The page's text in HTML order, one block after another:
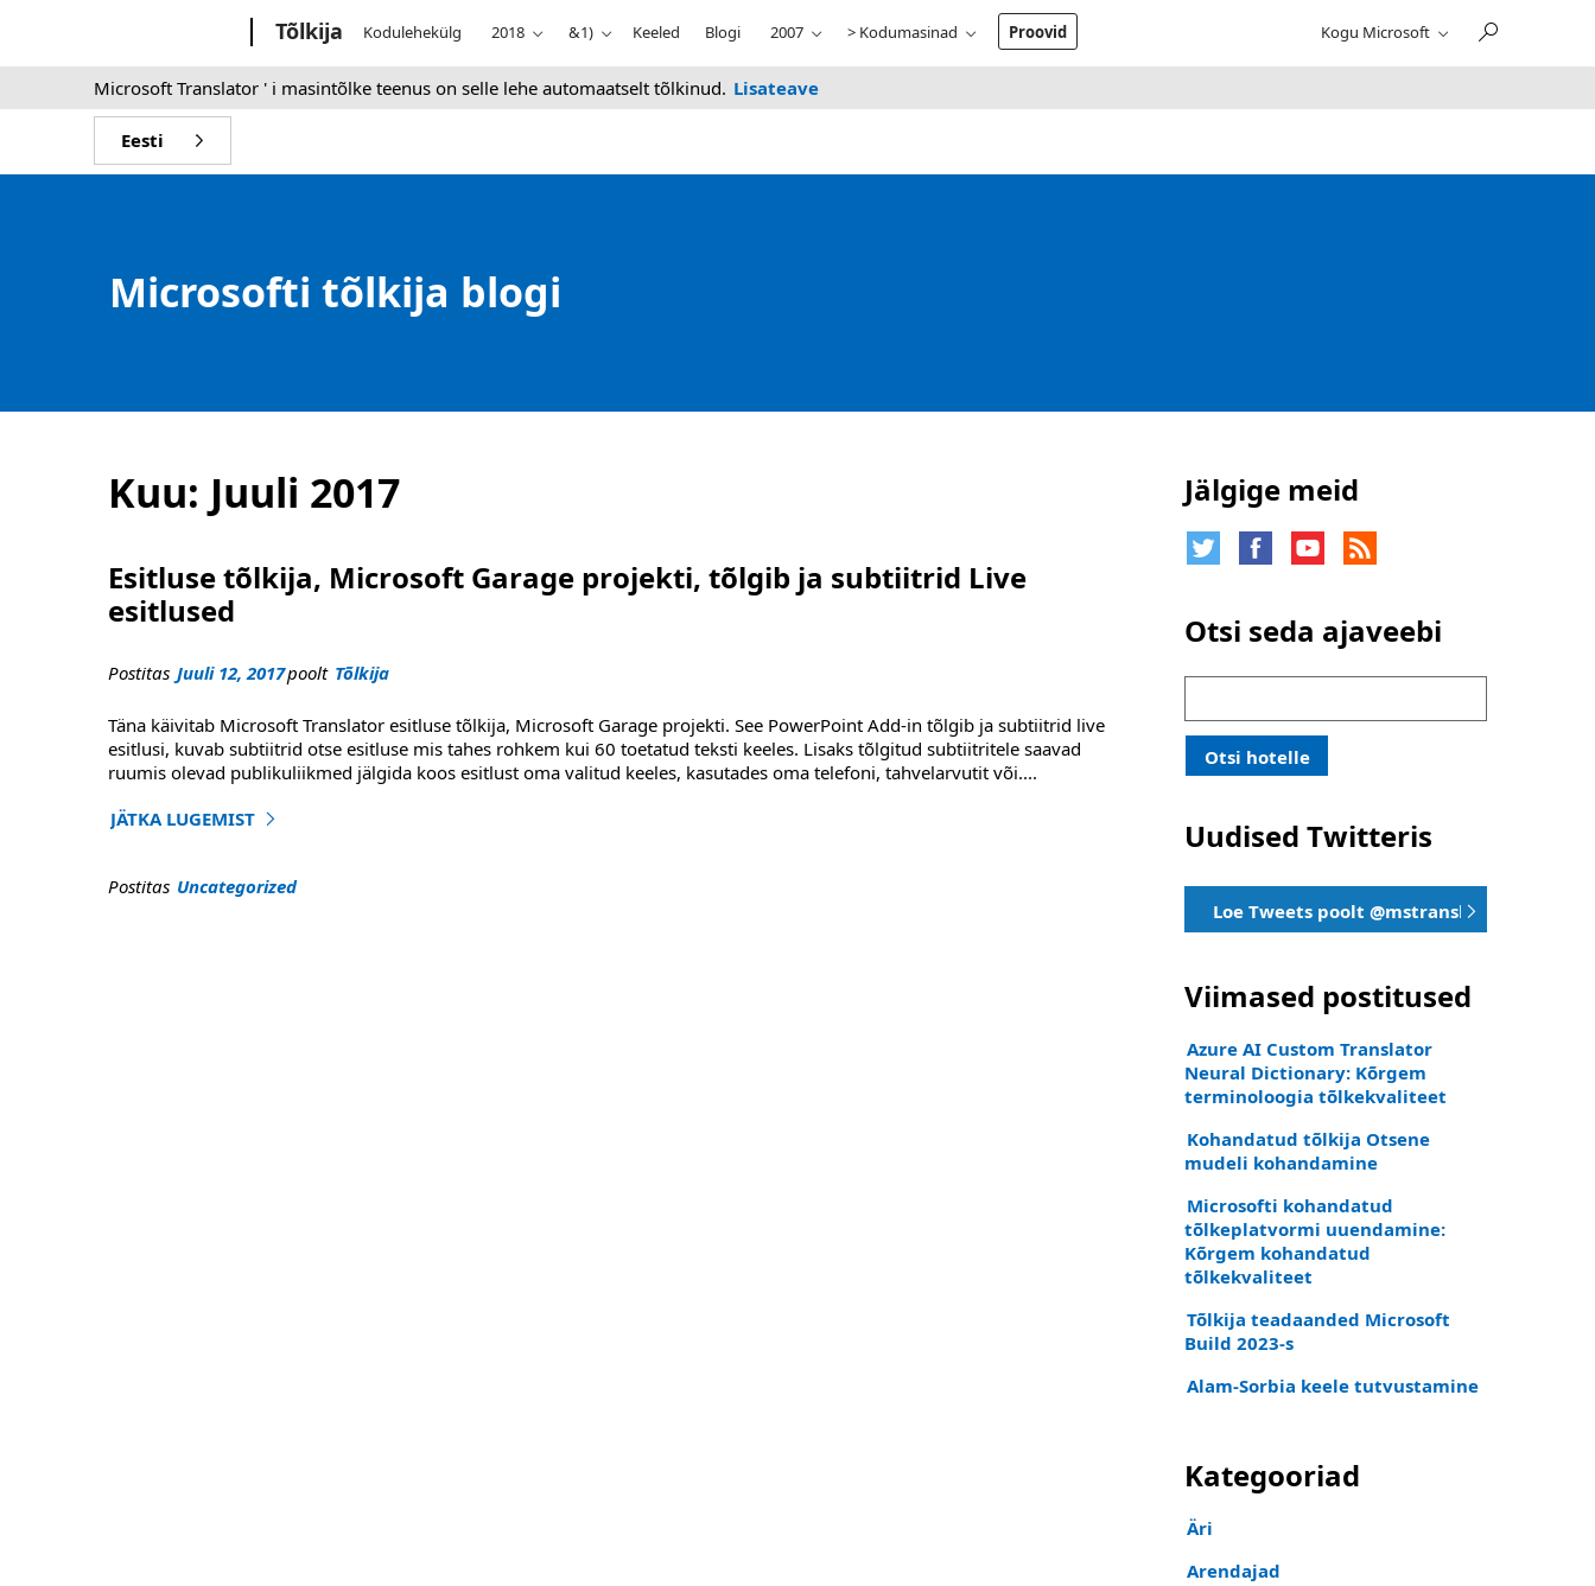
Tõlkija Kodulehekülg 2018 &1) Keeled Blogi 2007 > Kodumasinad Proovid Kogu Microsoft
Microsoft Translator ' i masintõlke teenus on selle lehe automaatselt tõlkinud. Lisateave
Eesti
Microsofti tõlkija blogi
Kuu: Juuli 2017
Esitluse tõlkija, Microsoft Garage projekti, tõlgib ja subtiitrid Live
esitlused
Postitas Juuli 12, 2017poolt Tõlkija
Täna käivitab Microsoft Translator esitluse tõlkija, Microsoft Garage projekti. See PowerPoint Add-in tõlgib ja subtiitrid live
esitlusi, kuvab subtiitrid otse esitluse mis tahes rohkem kui 60 toetatud teksti keeles. Lisaks tõlgitud subtiitritele saavad
ruumis olevad publikuliikmed jälgida koos esitlust oma valitud keeles, kasutades oma telefoni, tahvelarvutit või....
JÄTKA LUGEMIST
"Esitlus tõlkija, Microsoft Garage projekti, tõlgib ja subtiitrid Live esitlused"
Postitas Uncategorized
Jälgige meid
Otsi seda ajaveebi
Otsi hotelle
Uudised Twitteris
Loe Tweets poolt @mstranslator
Viimased postitused
Azure AI Custom Translator
Neural Dictionary: Kõrgem
terminoloogia tõlkekvaliteet
Kohandatud tõlkija Otsene
mudeli kohandamine
Microsofti kohandatud
tõlkeplatvormi uuendamine:
Kõrgem kohandatud
tõlkekvaliteet
Tõlkija teadaanded Microsoft
Build 2023-s
Alam-Sorbia keele tutvustamine
Kategooriad
Äri
Arendajad